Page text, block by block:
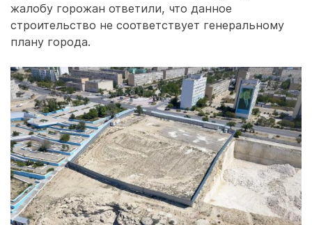
жалобу горожан ответили, что данное
строительство не соответствует генеральному
плану города.